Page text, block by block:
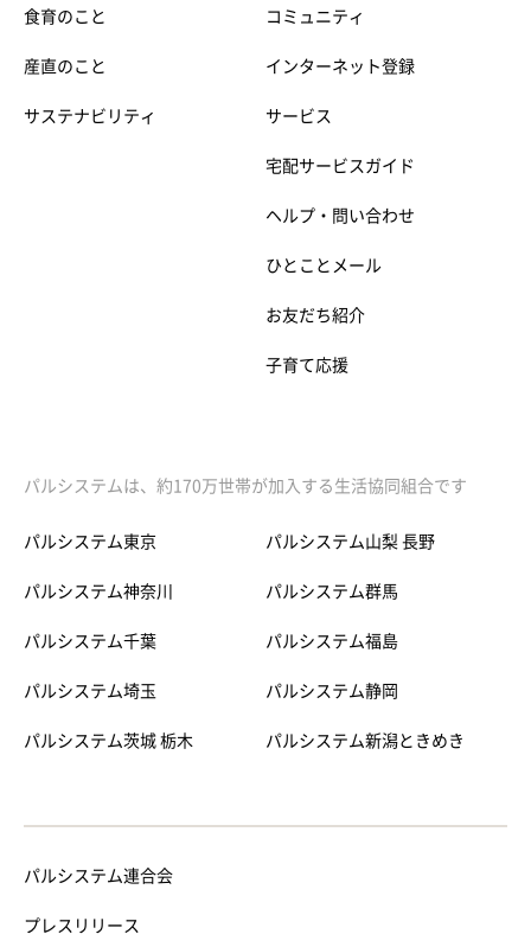
食育のこと
産直のこと
サステナビリティ
コミュニティ
インターネット登録
サービス
宅配サービスガイド
ヘルプ・問い合わせ
ひとことメール
お友だち紹介
子育て応援
パルシステムは、約170万世帯が加入する生活協同組合です
パルシステム東京
パルシステム神奈川
パルシステム千葉
パルシステム埼玉
パルシステム茨城 栃木
パルシステム山梨 長野
パルシステム群馬
パルシステム福島
パルシステム静岡
パルシステム新潟ときめき
パルシステム連合会
プレスリリース